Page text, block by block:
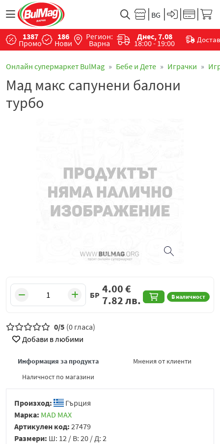
1387
Промо
186
Нови
Регион:
Варна
Днес, 7.08
18:00 - 19:00
Онлайн супермаркет BulMag Бебе и Дете Играчки
Мад макс сапунени балони
турбо
БР В наличност
4.00€
7.82лв.
0/5 (0 гласа)
Добави в любими
Информация за продукта
Мнения от клиенти
Наличност по магазини
Произход:
Гърция
Марка: MAD MAX
Артикулен код: 27479
Размери: Ш: 12 / В: 20 / Д: 2